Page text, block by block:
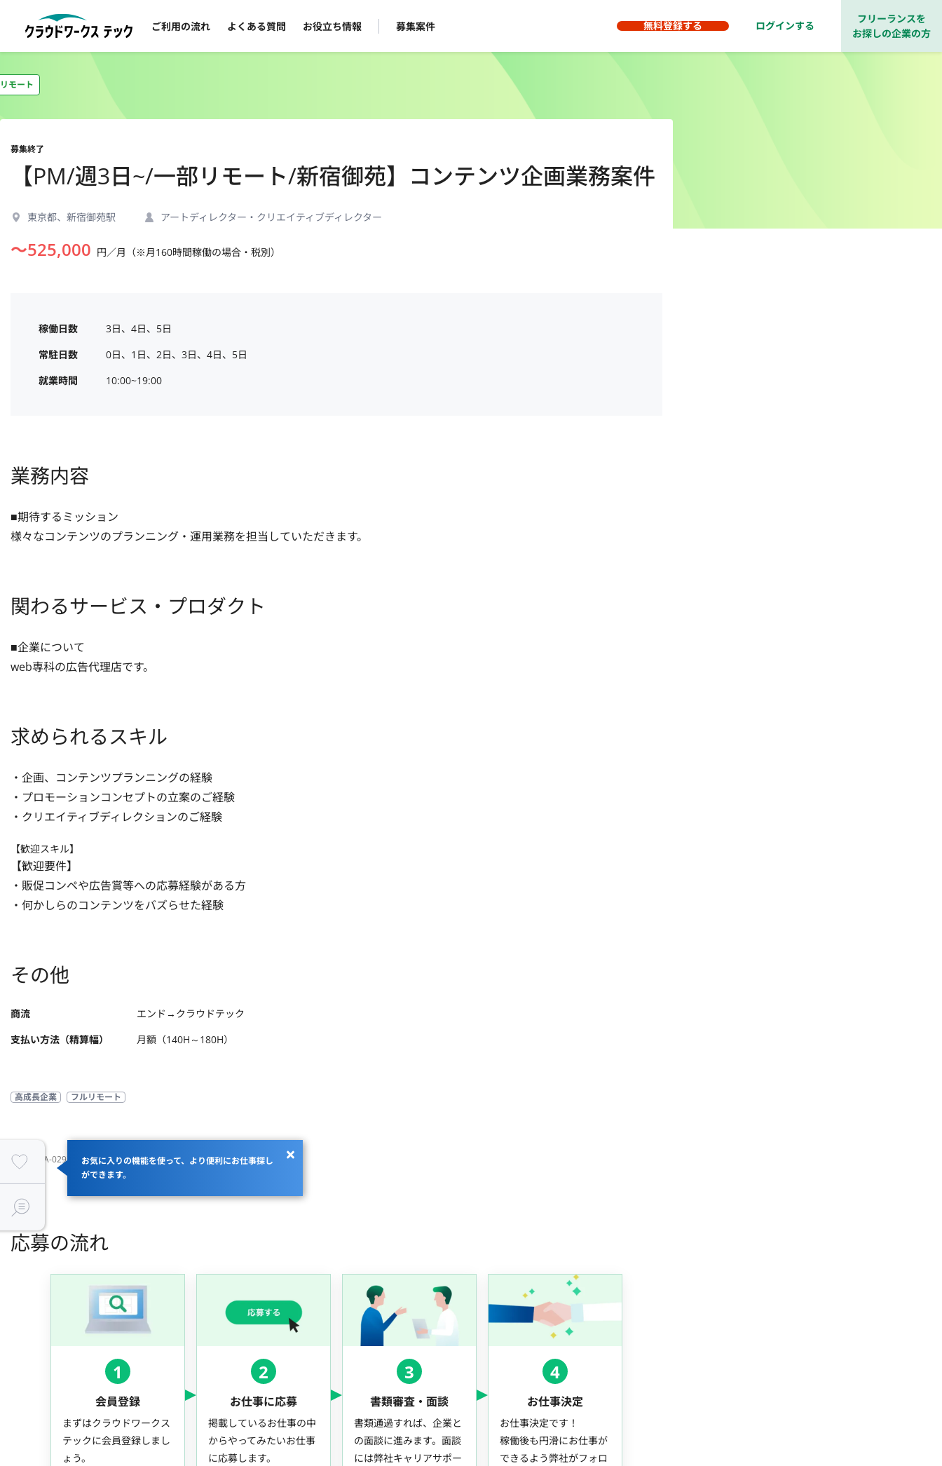
ご利用の流れ よくある質問 お役立ち情報 募集案件 無料登録する ログインする
フリーランスを
お探しの企業の方
お気に入りの機能を使って、より便利にお仕事探し
ができます。
モート
募集終了
【PM/週3日~/一部リモート/新宿御苑】コンテンツ企画業務案件
東京都、新宿御苑駅 アートディレクター・クリエイティブディレクター
〜525,000 円／月（※月160時間稼働の場合・税別）
稼働日数
3日、4日、5日
常駐日数
0日、1日、2日、3日、4日、5日
就業時間
10:00~19:00
業務内容
■期待するミッション
様々なコンテンツのプランニング・運用業務を担当していただきます。
関わるサービス・プロダクト
■企業について
web専科の広告代理店です。
求められるスキル
・企画、コンテンツプランニングの経験
・プロモーションコンセプトの立案のご経験
・クリエイティブディレクションのご経験
【歓迎スキル】
【歓迎要件】
・販促コンペや広告賞等への応募経験がある方
・何かしらのコンテンツをバズらせた経験
その他
商流
エンド→クラウドテック
支払い方法（精算幅）
月額（140H～180H）
高成長企業 フルリモート
JOBID：JA-029343
応募の流れ
1
会員登録
まずはクラウドワークス
テックに会員登録しまし
ょう。
2
お仕事に応募
掲載しているお仕事の中
からやってみたいお仕事
に応募します。
3
書類審査・面談
書類通過すれば、企業と
の面談に進みます。面談
には弊社キャリアサポー
4
お仕事決定
お仕事決定です！
稼働後も円滑にお仕事が
できるよう弊社がフォロ